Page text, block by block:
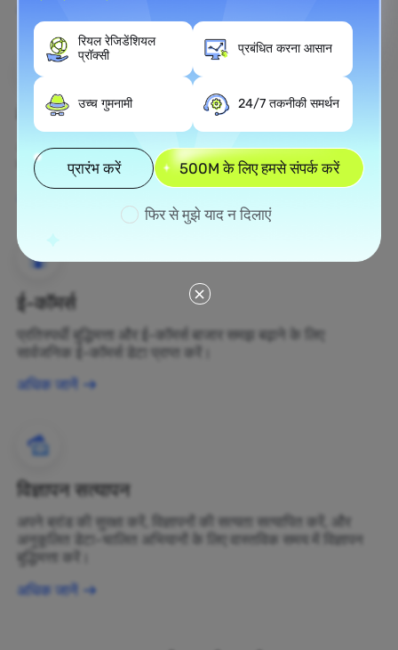
वेब स्क्रैपिंग
अज्ञात डेटा संपत्तियों को एकत्र करें और उन्हें लाभकारी व्यापार निर्णयों में
बदलें।
ई-कॉमर्स
प्रतिस्पर्धी बुद्धिमत्ता और ई-कॉमर्स बाजार समझ बढ़ाने के लिए
सार्वजनिक ई-कॉमर्स डेटा प्राप्त करें।
अधिक जानें
विज्ञापन सत्यापन
अपने ब्रांड की सुरक्षा करें, विज्ञापनों की सत्यता सत्यापित करें, और
अनुकूलित डेटा-चालित अभियानों के लिए वास्तविक समय में विज्ञापन
बुद्धिमत्ता करें।
अधिक जानें
रियल रेजिडेंशियल
प्रॉक्सी
प्रबंधित करना आसान
उच्च गुमनामी 24/7 तकनीकी समर्थन
प्रारंभ करें 500M के लिए हमसे संपर्क करें
फिर से मुझे याद न दिलाएं